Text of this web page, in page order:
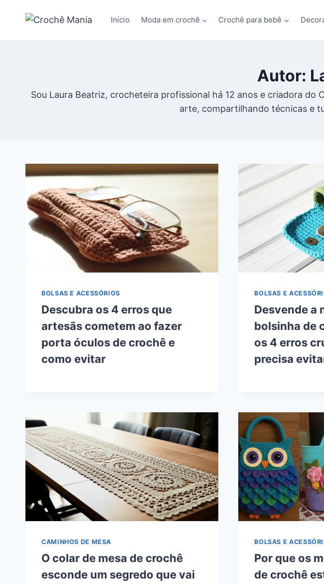
Início Moda em crochê Crochê para bebê
Autor:
Sou Laura Beatriz, crocheteira profissional há 12 anos e criadora
arte, compartilhando técnicas e
BOLSAS E ACESSÓRIOS
Descubra os 4 erros que
artesãs cometem ao fazer
porta óculos de crochê e
como evitar
BOLSAS E
Desvende a
bolsinha de
os 4 erros
precisa
CAMINHOS DE MESA
O colar de mesa de crochê
esconde um segredo que vai
BOLSAS E
Por que os
de crochê